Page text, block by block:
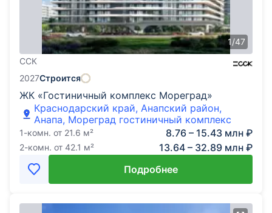
1/47
ССК
ЖК «Гостиничный комплекс Мореград»
2027Строится
Краснодарский край, Анапский район,
Анапа, Мореград гостиничный комплекс
1-комн. от 21.6 м² 8.76 – 15.43 млн ₽
2-комн. от 42.1 м²
13.64 – 32.89 млн ₽
Подробнее